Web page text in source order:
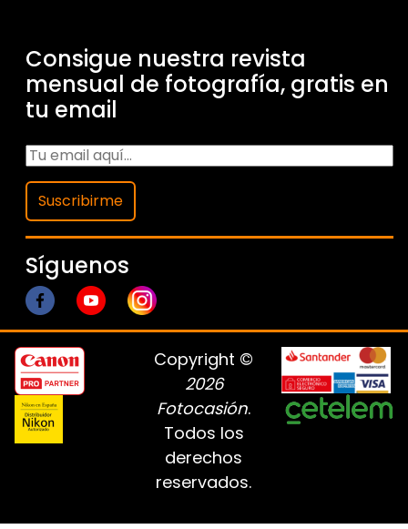
Consigue nuestra revista
mensual de fotografía, gratis en
tu email
Suscribirme
Síguenos
Copyright ©
2026
Fotocasión.
Todos los
derechos
reservados.